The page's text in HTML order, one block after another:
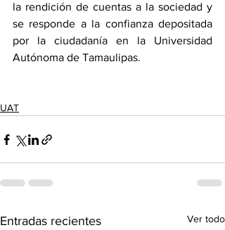
la rendición de cuentas a la sociedad y
se responde a la confianza depositada
por la ciudadanía en la Universidad
Autónoma de Tamaulipas.
UAT
Entradas recientes Ver todo